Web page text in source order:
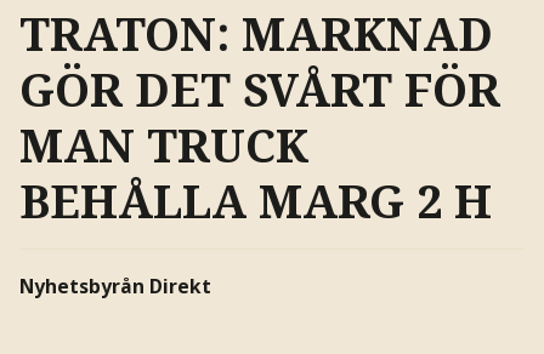
TRATON: MARKNAD
GÖR DET SVÅRT FÖR
MAN TRUCK
BEHÅLLA MARG 2 H
Nyhetsbyrån Direkt